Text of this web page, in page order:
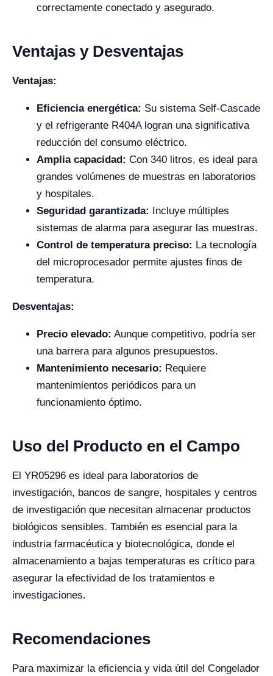
correctamente conectado y asegurado.
Ventajas y Desventajas
Ventajas:
Eficiencia energética: Su sistema Self-Cascade
y el refrigerante R404A logran una significativa
reducción del consumo eléctrico.
Amplia capacidad: Con 340 litros, es ideal para
grandes volúmenes de muestras en laboratorios
y hospitales.
Seguridad garantizada: Incluye múltiples
sistemas de alarma para asegurar las muestras.
Control de temperatura preciso: La tecnología
del microprocesador permite ajustes finos de
temperatura.
Desventajas:
Precio elevado: Aunque competitivo, podría ser
una barrera para algunos presupuestos.
Mantenimiento necesario: Requiere
mantenimientos periódicos para un
funcionamiento óptimo.
Uso del Producto en el Campo
El YR05296 es ideal para laboratorios de
investigación, bancos de sangre, hospitales y centros
de investigación que necesitan almacenar productos
biológicos sensibles. También es esencial para la
industria farmacéutica y biotecnológica, donde el
almacenamiento a bajas temperaturas es crítico para
asegurar la efectividad de los tratamientos e
investigaciones.
Recomendaciones
Para maximizar la eficiencia y vida útil del Congelador